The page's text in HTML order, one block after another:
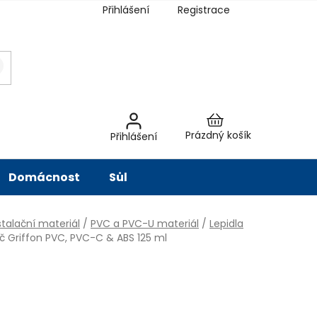
Hodnocení obchodu Slovník pojmů Péče o vodu
Přihlášení Registrace
Přihlášení
Nákupní
Prázdný košík
Domácnost Sůl
materiál / PVC a PVC-U materiál / Lepidla
Griffon PVC, PVC-C & ABS 125 ml